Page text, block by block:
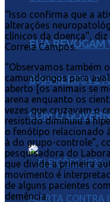
EUA
BRASILEIRA E
COM O
“Isso confirma que a
alterações
clínicos da doença”,
Correia Campos.
“Observamos também
camundongos para
aberto [os animais se
arena enquanto os
vezes que cruzavam o
resistido diminuiu a
o fenótipo relacionado
à do grupo-controle”,
pesquisadora do
que divide a primeira
movimento é
de alguns pacientes
demência.